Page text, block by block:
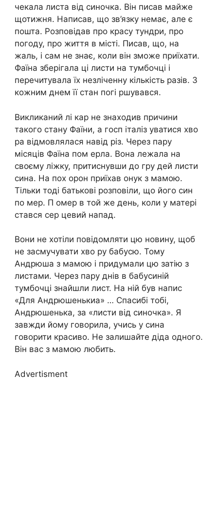
чекала листа від синочка. Він писав майже
щотижня. Написав, що зв’язку немає, але є
пошта. Розповідав про красу тундри, про
погоду, про життя в місті. Писав, що, на
жаль, і сам не знає, коли він зможе приїхати.
Фаїна зберігала ці листи на тумбочці і
перечитувала їх незліченну кількість разів. З
кожним днем її стан погі ршувався.
Викликаний лі кар не знаходив причини
такого стану Фаїни, а госп італіз уватися хво
ра відмовлялася навід різ. Через пару
місяців Фаїна пом ерла. Вона лежала на
своєму ліжку, притиснувши до гру дей листи
сина. На пох орон приїхав онук з мамою.
Тільки тоді батькові розповіли, що його син
по мер. П омер в той же день, коли у матері
стався сер цевий напад.
Вони не хотіли повідомляти цю новину, щоб
не засмучувати хво ру бабусю. Тому
Андрюша з мамою і придумали цю затію з
листами. Через пару днів в бабусиній
тумбочці знайшли лист. На ній був напис
«Для Андрюшенькиа» … Спасибі тобі,
Андрюшенька, за «листи від синочка». Я
завжди йому говорила, учись у сина
говорити красиво. Не залишайте діда одного.
Він вас з мамою любить.
Advertisment